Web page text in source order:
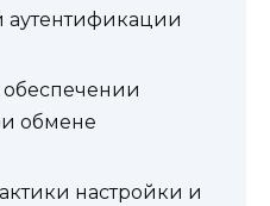
аутентификации
обеспечении
обмене
настройки и